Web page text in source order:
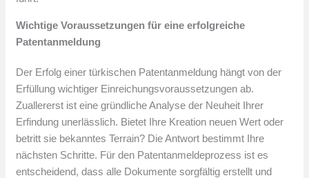
Wichtige Voraussetzungen für eine erfolgreiche
Patentanmeldung
Der Erfolg einer türkischen Patentanmeldung hängt von der
Erfüllung wichtiger Einreichungsvoraussetzungen ab.
Zuallererst ist eine gründliche Analyse der Neuheit Ihrer
Erfindung unerlässlich. Bietet Ihre Kreation neuen Wert oder
betritt sie bekanntes Terrain? Die Antwort bestimmt Ihre
nächsten Schritte. Für den Patentanmeldeprozess ist es
entscheidend, dass alle Dokumente sorgfältig erstellt und